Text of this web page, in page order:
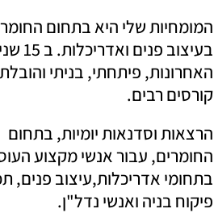
המומחיות שלי היא בתחום
בעיצוב פנים ואדריכלות.
ב 15
האחרונות, פיתחתי, בניתי
קורסים רבים.
הרצאות וסדנאות יומיות, בתחום
החומרים, עבור אנשי מקצוע
בתחומי אדריכלות,עיצוב פנים,
פיקוח בניה ואנשי נדל"ן.